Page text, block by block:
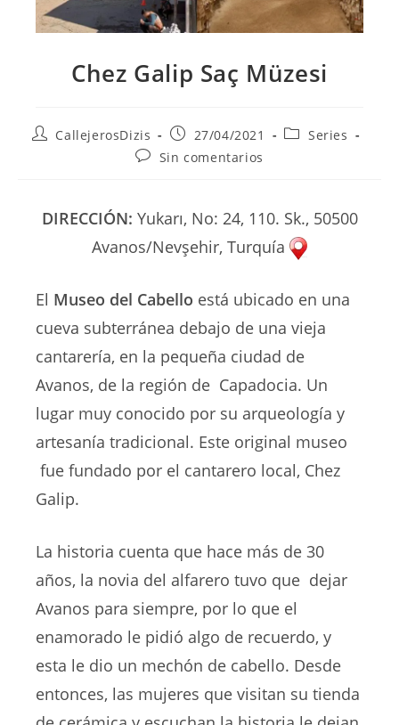
Chez Galip Saç Müzesi
AutorCallejerosDizis
Publicación
la
27/04/2021
Categoría
Series
Comentarios
Sin comentarios
DIRECCIÓN: Yukarı, No: 24, 110. Sk., 50500
Avanos/Nevşehir, Turquía
El Museo del Cabello está ubicado en una
cueva subterránea debajo de una vieja
cantarería, en la pequeña ciudad de
Avanos, de la región de Capadocia. Un
lugar muy conocido por su arqueología y
artesanía tradicional. Este original museo
fue fundado por el cantarero local, Chez
Galip.
La historia cuenta que hace más de 30
años, la novia del alfarero tuvo que dejar
Avanos para siempre, por lo que el
enamorado le pidió algo de recuerdo, y
esta le dio un mechón de cabello. Desde
entonces, las mujeres que visitan su tienda